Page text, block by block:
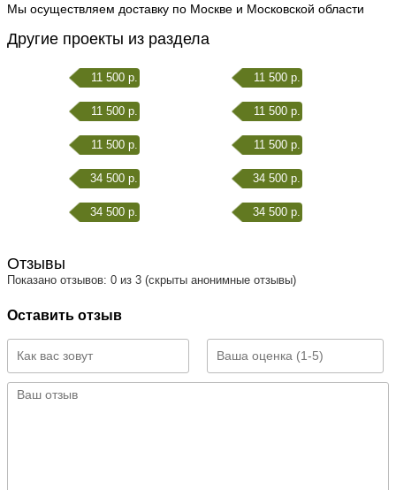
Мы осуществляем доставку по Москве и Московской области
Другие проекты из раздела
11 500 р. 11 500 р.
11 500 р. 11 500 р.
11 500 р. 11 500 р.
34 500 р. 34 500 р.
34 500 р. 34 500 р.
Отзывы
Показано отзывов: 0 из 3 (скрыты анонимные отзывы)
Оставить отзыв